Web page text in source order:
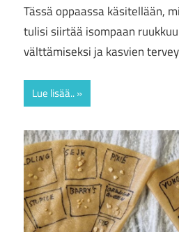
Tässä oppaassa käsitellään,
tulisi siirtää isompaan
välttämiseksi ja kasvien
Lue lisää..